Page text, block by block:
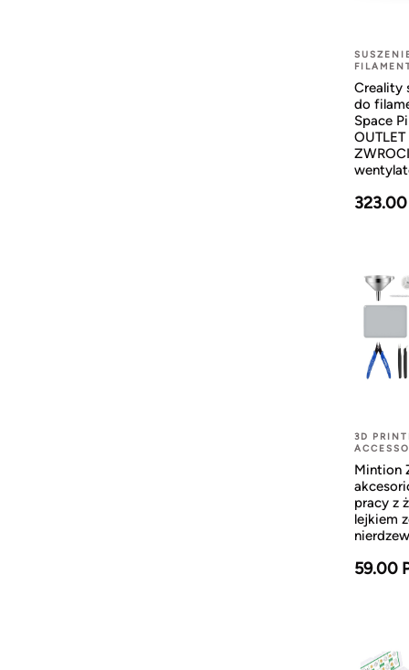
Creality
do
Space
OUTLET
3D
Mintion
pracy z
lejkiem
59.00